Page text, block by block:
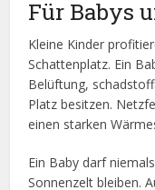
Für Babys
Kleine Kinder
Schattenplatz. Ein
Belüftung,
Platz besitzen.
einen starken
Ein Baby darf
Sonnenzelt bleiben.